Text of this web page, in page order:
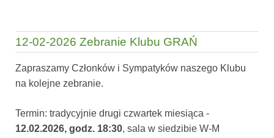
12-02-2026 Zebranie Klubu GRAŃ
Zapraszamy Członków i Sympatyków naszego Klubu
na kolejne zebranie.
Termin: tradycyjnie drugi czwartek miesiąca -
12.02.2026, godz. 18:30, sala w siedzibie W-M